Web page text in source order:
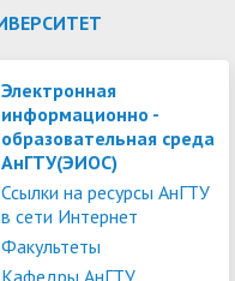
Электронная
информационно -
образовательная среда
АнГТУ(ЭИОС)
Ссылки на ресурсы АнГТУ
в сети Интернет
Факультеты
Кафедры АнГТУ